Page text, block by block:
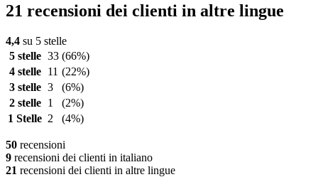
21 recensioni dei clienti in altre lingue
4,4 su 5 stelle
5 stelle 33 (66%)
4 stelle
11 (22%)
3 stelle 3
(6%)
2 stelle
1
(2%)
1 Stelle 2 (4%)
50 recensioni
9 recensioni dei clienti in italiano
21 recensioni dei clienti in altre lingue